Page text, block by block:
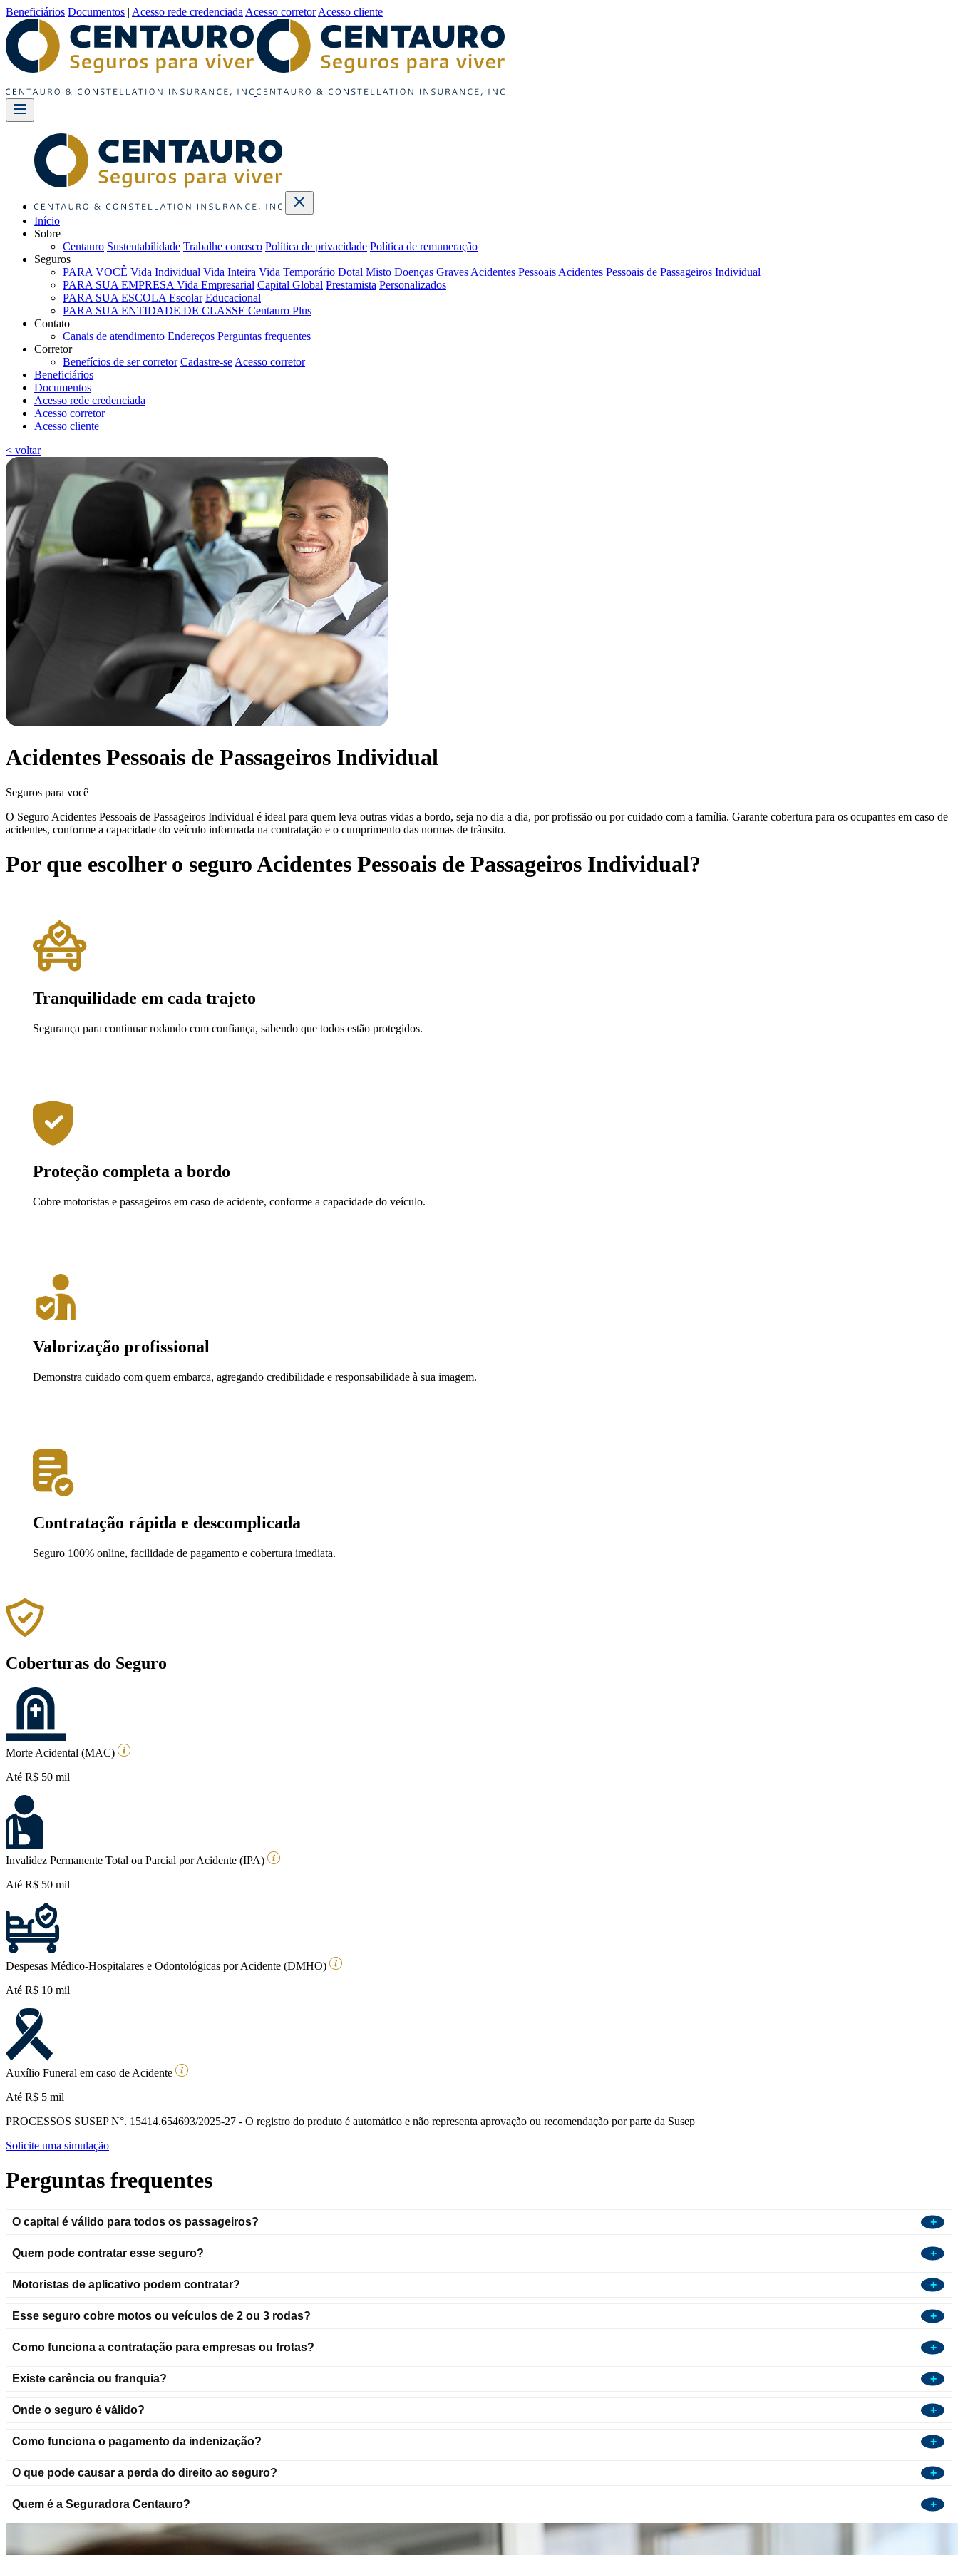
Beneficiários Documentos | Acesso rede credenciada Acesso corretor Acesso cliente
Início
Sobre
Centauro Sustentabilidade Trabalhe conosco Política de privacidade Política de remuneração
Seguros
PARA VOCÊ Vida Individual Vida Inteira Vida Temporário Dotal Misto Doenças Graves Acidentes Pessoais Acidentes Pessoais de Passageiros Individual
PARA SUA EMPRESA Vida Empresarial Capital Global Prestamista Personalizados
PARA SUA ESCOLA Escolar Educacional
PARA SUA ENTIDADE DE CLASSE Centauro Plus
Contato
Canais de atendimento Endereços Perguntas frequentes
Corretor
Benefícios de ser corretor Cadastre-se Acesso corretor
Beneficiários
Documentos
Acesso rede credenciada
Acesso corretor
Acesso cliente
< voltar
Acidentes Pessoais de Passageiros Individual
Seguros para você
O Seguro Acidentes Pessoais de Passageiros Individual é ideal para quem leva outras vidas a bordo, seja no dia a dia, por profissão ou por cuidado com a família. Garante cobertura para os ocupantes em caso de
acidentes, conforme a capacidade do veículo informada na contratação e o cumprimento das normas de trânsito.
Por que escolher o seguro Acidentes Pessoais de Passageiros Individual?
Tranquilidade em cada trajeto
Segurança para continuar rodando com confiança, sabendo que todos estão protegidos.
Proteção completa a bordo
Cobre motoristas e passageiros em caso de acidente, conforme a capacidade do veículo.
Valorização profissional
Demonstra cuidado com quem embarca, agregando credibilidade e responsabilidade à sua imagem.
Contratação rápida e descomplicada
Seguro 100% online, facilidade de pagamento e cobertura imediata.
Coberturas do Seguro
Morte Acidental (MAC)
Até R$ 50 mil
Invalidez Permanente Total ou Parcial por Acidente (IPA)
Até R$ 50 mil
Despesas Médico-Hospitalares e Odontológicas por Acidente (DMHO)
Até R$ 10 mil
Auxílio Funeral em caso de Acidente
Até R$ 5 mil
PROCESSOS SUSEP N°. 15414.654693/2025-27 - O registro do produto é automático e não representa aprovação ou recomendação por parte da Susep
Solicite uma simulação
Perguntas frequentes
O capital é válido para todos os passageiros?
Quem pode contratar esse seguro?
Motoristas de aplicativo podem contratar?
Esse seguro cobre motos ou veículos de 2 ou 3 rodas?
Como funciona a contratação para empresas ou frotas?
Existe carência ou franquia?
Onde o seguro é válido?
Como funciona o pagamento da indenização?
O que pode causar a perda do direito ao seguro?
Quem é a Seguradora Centauro?